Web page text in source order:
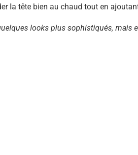
la tête bien au chaud tout en
looks plus sophistiqués,